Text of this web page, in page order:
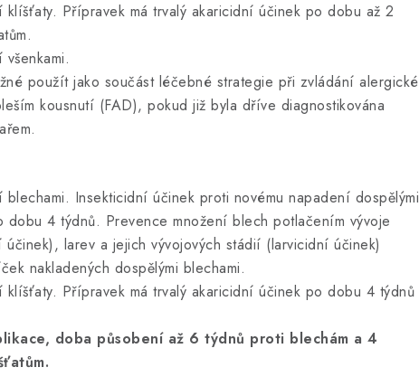
klíšťaty. Přípravek má trvalý akaricidní účinek po dobu až 2
použít jako součást léčebné strategie při zvládání alergické
kousnutí (FAD), pokud již byla dříve diagnostikována
blechami. Insekticidní účinek proti novému napadení dospělými
dobu 4 týdnů. Prevence množení blech potlačením vývoje
larev a jejich vývojových stádií (larvicidní účinek)
nakladených dospělými blechami.
klíšťaty. Přípravek má trvalý akaricidní účinek po dobu 4 týdnů
doba působení až 6 týdnů proti blechám a 4